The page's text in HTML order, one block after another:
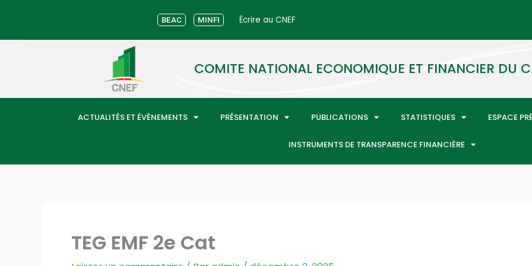
contenu
BEAC MINFI Écrire au CNEF
COMITE NATIONAL ECONOMIQUE ET FINANCIER DU
ACTUALITÉS ET ÉVÈNEMENTS PRÉSENTATION PUBLICATIONS STATISTIQUES ESPACE
INSTRUMENTS DE TRANSPARENCE FINANCIÈRE
TEG EMF 2e Cat